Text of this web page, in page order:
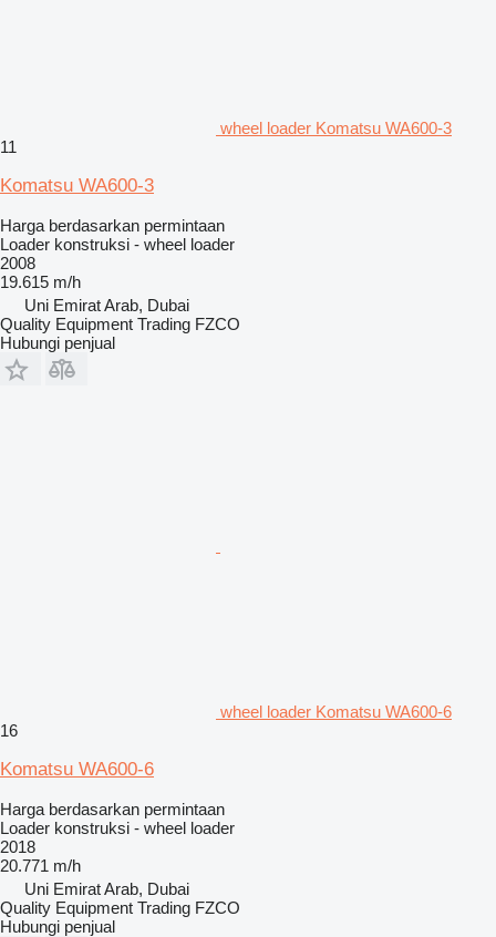
wheel loader Komatsu WA600-3
11
Komatsu WA600-3
Harga berdasarkan permintaan
Loader konstruksi - wheel loader
2008
19.615 m/h
Uni Emirat Arab, Dubai
Quality Equipment Trading FZCO
Hubungi penjual
wheel loader Komatsu WA600-6
16
Komatsu WA600-6
Harga berdasarkan permintaan
Loader konstruksi - wheel loader
2018
20.771 m/h
Uni Emirat Arab, Dubai
Quality Equipment Trading FZCO
Hubungi penjual